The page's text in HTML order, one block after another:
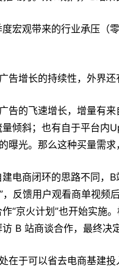
宏观带来的行业承压（
告增长的持续性，外界还
告的飞速增长，增量有
倾斜；也有自于平台内
曝光。那么这种买量需
电商闭环的思路不同，
，反馈用户观看商单视
“京火计划”也开始实施
B 站商谈合作，最终决
在于可以省去电商基建